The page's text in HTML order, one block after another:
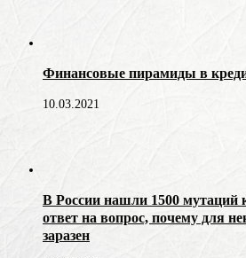
Финансовые пирамиды в
10.03.2021
В России нашли 1500 мутаций
ответ на вопрос, почему для
заразен